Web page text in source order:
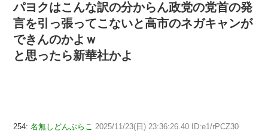
パヨクはこんな訳の分からん政党の党首の発
言を引っ張ってこないと高市のネガキャンが
できんのかよｗ
と思ったら新華社かよ
254: 名無しどんぶらこ 2025/11/23(日) 23:36:26.40 ID:e1/rPCZ30